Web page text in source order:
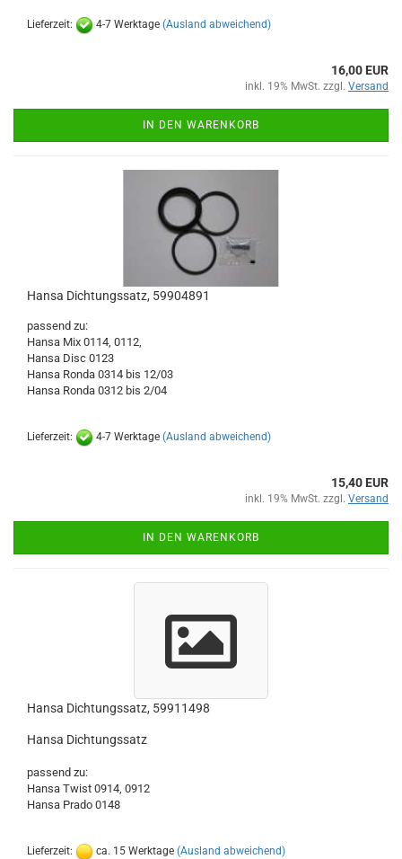
Lieferzeit: 4-7 Werktage (Ausland abweichend)
16,00 EUR
inkl. 19% MwSt. zzgl. Versand
IN DEN WARENKORB
Hansa Dichtungssatz, 59904891
passend zu:
Hansa Mix 0114, 0112,
Hansa Disc 0123
Hansa Ronda 0314 bis 12/03
Hansa Ronda 0312 bis 2/04
Lieferzeit: 4-7 Werktage (Ausland abweichend)
15,40 EUR
inkl. 19% MwSt. zzgl. Versand
IN DEN WARENKORB
Hansa Dichtungssatz, 59911498
Hansa Dichtungssatz
passend zu:
Hansa Twist 0914, 0912
Hansa Prado 0148
Lieferzeit: ca. 15 Werktage (Ausland abweichend)